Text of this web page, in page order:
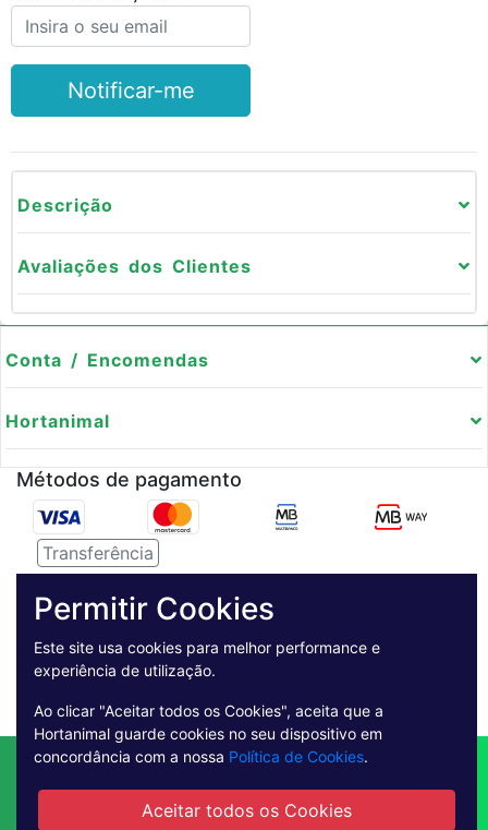
Notificar-me
Descrição
Avaliações dos Clientes
Conta / Encomendas
Hortanimal
Métodos de pagamento
Transferência
Pagamento Seguro
Contactos Envio
Condições de Venda
Permitir Cookies
Este site usa cookies para melhor performance e
experiência de utilização.
Ao clicar "Aceitar todos os Cookies", aceita que a
Hortanimal guarde cookies no seu dispositivo em
concordância com a nossa Política de Cookies.
Aceitar todos os Cookies